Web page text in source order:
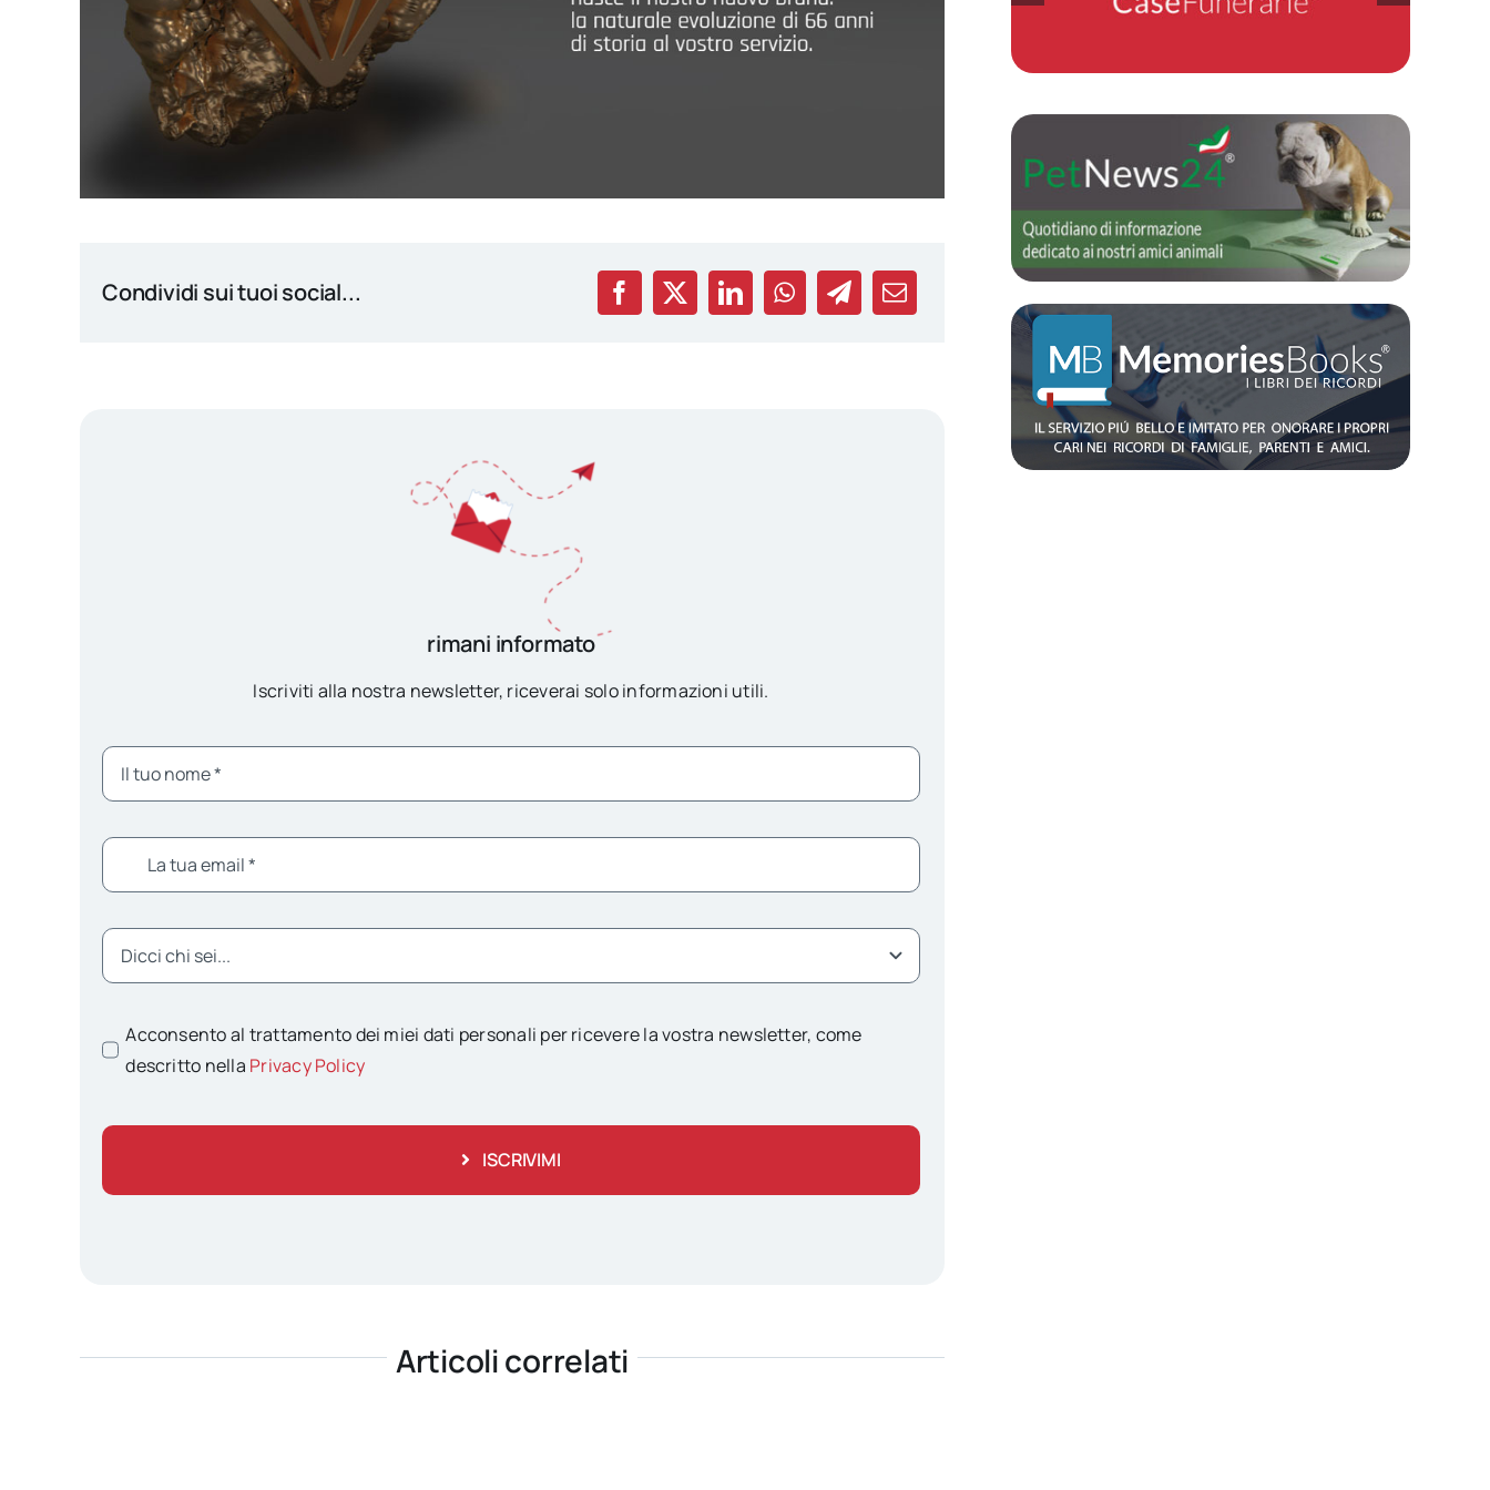
Condividi sui tuoi social...
rimani informato
Iscriviti alla nostra newsletter, riceverai solo informazioni utili.
Acconsento al trattamento dei miei dati personali per ricevere la vostra newsletter, come
descritto nella Privacy Policy
ISCRIVIMI
Articoli correlati